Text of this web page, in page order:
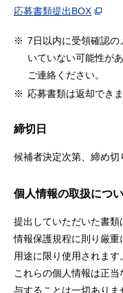
応募書類提出BOX
※ 7日以内に受領確認
いていない可能性が
ご連絡ください。
※ 応募書類は返却でき
締切日
候補者決定次第、締め切
個人情報の取扱につ
提出していただいた書類
情報保護規程に則り厳
用途に限り使用されます。
これらの個人情報は正
与することは一切ありま